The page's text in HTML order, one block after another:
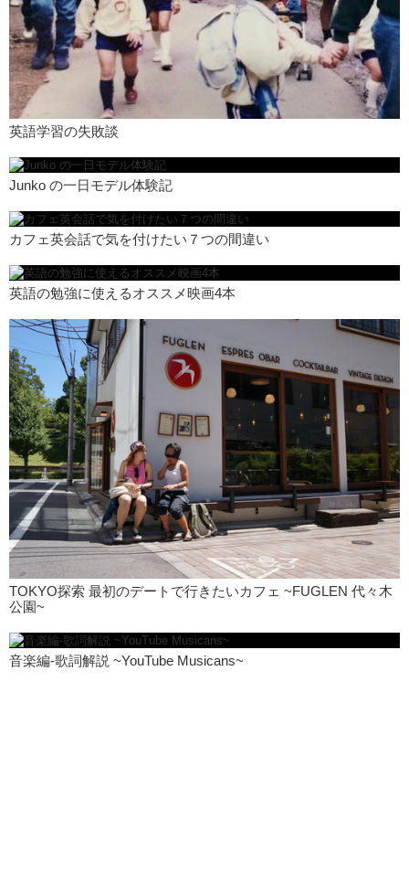
英語学習の失敗談
Junko の一日モデル体験記
カフェ英会話で気を付けたい７つの間違い
英語の勉強に使えるオススメ映画4本
TOKYO探索 最初のデートで行きたいカフェ ~FUGLEN 代々木
公園~
音楽編-歌詞解説 ~YouTube Musicans~